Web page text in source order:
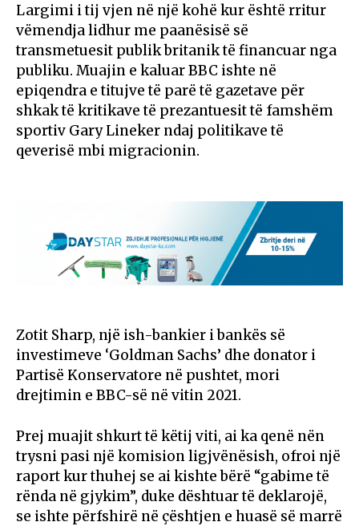
Largimi i tij vjen në një kohë kur është rritur
vëmendja lidhur me paanësisë së
transmetuesit publik britanik të financuar nga
publiku. Muajin e kaluar BBC ishte në
epiqendra e titujve të parë të gazetave për
shkak të kritikave të prezantuesit të famshëm
sportiv Gary Lineker ndaj politikave të
qeverisë mbi migracionin.
Zotit Sharp, një ish-bankier i bankës së
investimeve ‘Goldman Sachs’ dhe donator i
Partisë Konservatore në pushtet, mori
drejtimin e BBC-së në vitin 2021.
Prej muajit shkurt të këtij viti, ai ka qenë nën
trysni pasi një komision ligjvënësish, ofroi një
raport kur thuhej se ai kishte bërë “gabime të
rënda në gjykim”, duke dështuar të deklarojë,
se ishte përfshirë në çështjen e huasë së marrë